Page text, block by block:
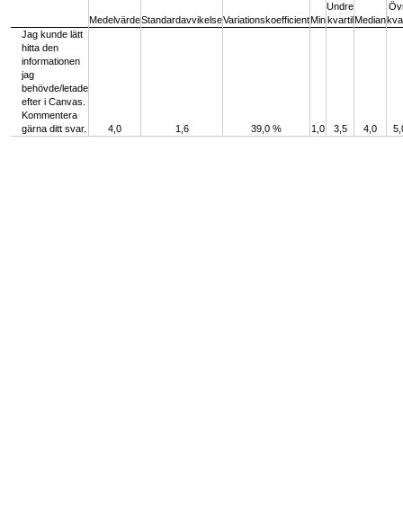
MedelvärdeStandardavvikelseVariationskoefficientMin
Undre
kvartil Median
Jag kunde lätt
hitta den
informationen
jag
behövde/letade
efter i Canvas.
Kommentera
gärna ditt svar.
4,0 1,6 39,0 % 1,0 3,5 4,0